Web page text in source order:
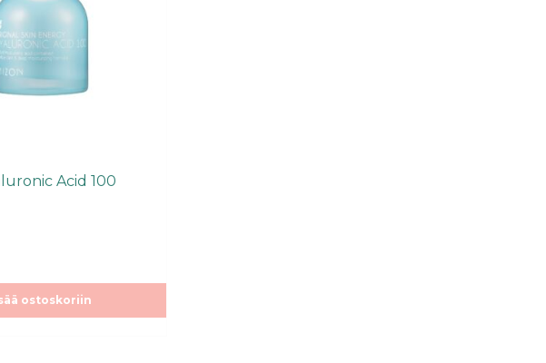
Acid 100
ostoskoriin